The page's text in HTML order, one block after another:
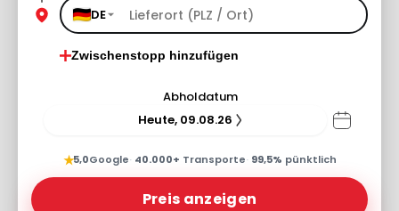
DE
Zwischenstopp hinzufügen
Abholdatum
Heute, 09.08.26
★5,0Google· 40.000+ Transporte· 99,5% pünktlich
Preis anzeigen